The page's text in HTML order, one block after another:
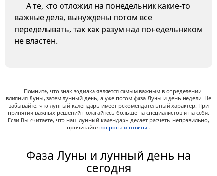
А те, кто отложил на понедельник какие-то
важные дела, вынуждены потом все
переделывать, так как разум над понедельником
не властен.
Помните, что знак зодиака является самым важным в определении
влияния Луны, затем лунный день, а уже потом фаза Луны и день недели. Не
забывайте, что лунный календарь имеет рекомендательный характер. При
принятии важных решений полагайтесь больше на специалистов и на себя.
Если Вы считаете, что наш лунный календарь делает расчеты неправильно,
прочитайте вопросы и ответы .
Фаза Луны и лунный день на
сегодня